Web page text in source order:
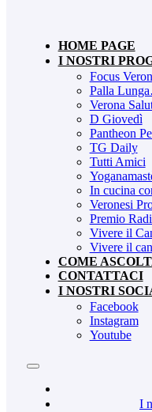
HOME PAGE
I NOSTRI
Focus
Palla
Verona
D Giovedì
Pantheon
TG Daily
Tutti Amici
In cucina
Veronesi
Premio
Vivere il
Vivere il
COME
CONTATTACI
I NOSTRI
Facebook
Instagram
Youtube
I